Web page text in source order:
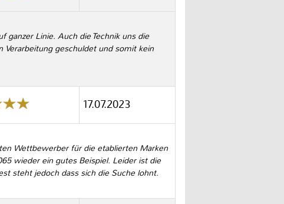
ganzer Linie. Auch die Technik uns die
Verarbeitung geschuldet und somit kein
17.07.2023
Wettbewerber für die etablierten Marken
wieder ein gutes Beispiel. Leider ist die
steht jedoch dass sich die Suche lohnt.